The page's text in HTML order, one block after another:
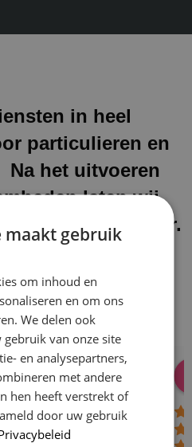
in heel
particulieren en
het uitvoeren
laten wij
en netjes achter.
17 Dec 24
Lisa Vlok
06:41 08 Oct 24 10:58 31
maakt gebruik
om inhoud en
en om ons
We delen ook
van onze site
en analysepartners,
met andere
hen heeft verstrekt of
door uw gebruik